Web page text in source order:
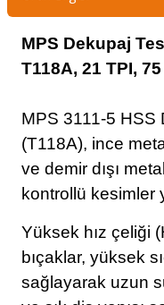
MPS Dekupaj
T118A, 21 TPI,
MPS 3111-5 HSS
(T118A), ince
ve demir dışı
kontrollü kesimler
Yüksek hız çeliği
bıçaklar, yüksek
sağlayarak uzun